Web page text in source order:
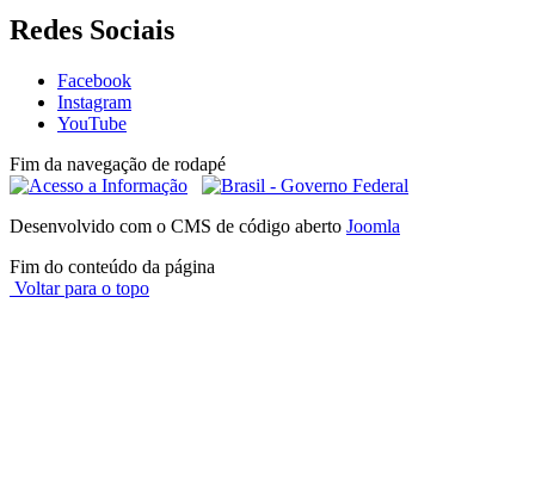
Redes Sociais
Facebook
Instagram
YouTube
Fim da navegação de rodapé
Desenvolvido com o CMS de código aberto Joomla
Fim do conteúdo da página
Voltar para o topo